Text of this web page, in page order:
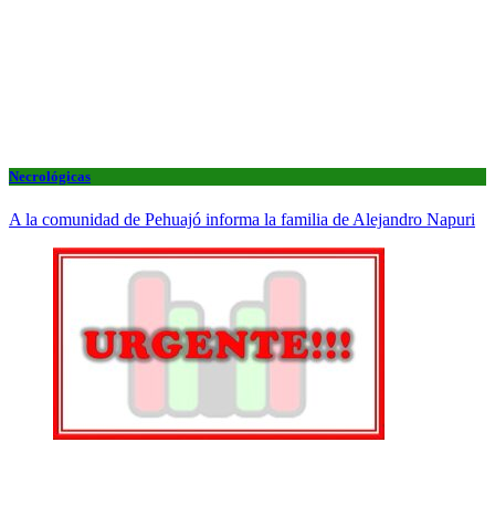
Necrológicas
A la comunidad de Pehuajó informa la familia de Alejandro Napuri